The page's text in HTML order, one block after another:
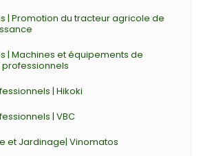
| Promotion du tracteur agricole de
| Machines et équipements de
| Hikoki
| VBC
et Jardinage| Vinomatos